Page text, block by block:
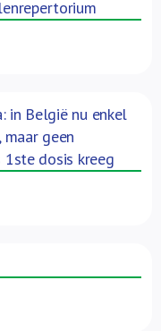
in België nu enkel
geen
dosis kreeg